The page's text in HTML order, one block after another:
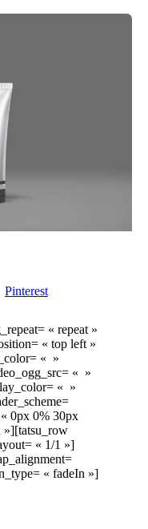
Pinterest
« repeat »
« top left »
« »
« »
« »
0px 0% 30px
»][tatsu_row
« 1/1 »]
« fadeIn »]